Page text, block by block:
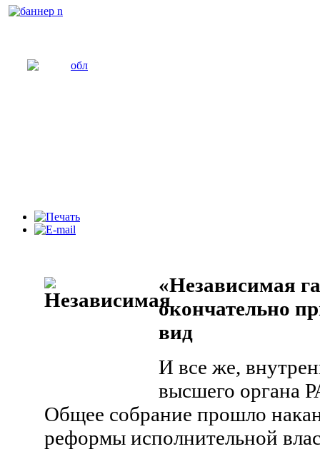
«Независимая
окончательно
вид
И все же,
высшего органа
Общее собрание прошло
реформы исполнительной